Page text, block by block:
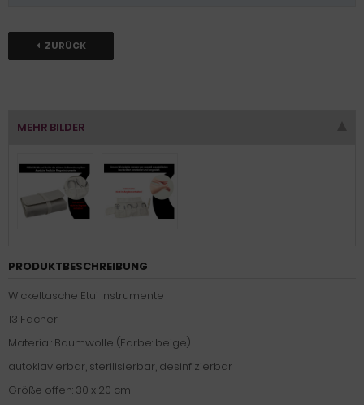
ZURÜCK
MEHR BILDER
PRODUKTBESCHREIBUNG
Wickeltasche Etui Instrumente
13 Fächer
Material: Baumwolle (Farbe: beige)
autoklavierbar, sterilisierbar, desinfizierbar
Größe offen: 30 x 20 cm